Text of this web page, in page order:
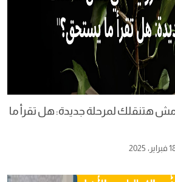
مش هتنقلك لمرحلة جديدة: هل تقرأ ما
2025